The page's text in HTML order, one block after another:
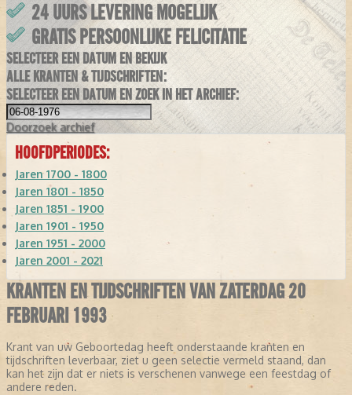
24 UURS LEVERING MOGELIJK
GRATIS PERSOONLIJKE FELICITATIE
SELECTEER EEN DATUM EN BEKIJK
ALLE KRANTEN & TIJDSCHRIFTEN:
SELECTEER EEN DATUM EN ZOEK IN HET ARCHIEF:
Doorzoek archief
HOOFDPERIODES:
Jaren 1700 - 1800
Jaren 1801 - 1850
Jaren 1851 - 1900
Jaren 1901 - 1950
Jaren 1951 - 2000
Jaren 2001 - 2021
KRANTEN EN TIJDSCHRIFTEN VAN ZATERDAG 20
FEBRUARI 1993
Krant van uw Geboortedag heeft onderstaande kranten en
tijdschriften leverbaar, ziet u geen selectie vermeld staand, dan
kan het zijn dat er niets is verschenen vanwege een feestdag of
andere reden.